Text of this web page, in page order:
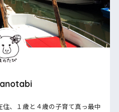
、１歳と４歳の子育て真っ最中